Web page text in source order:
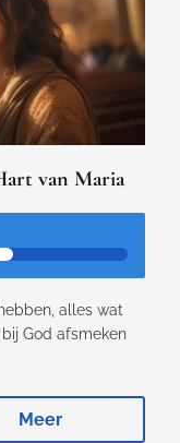
van Maria
alles wat
God afsmeken
Meer